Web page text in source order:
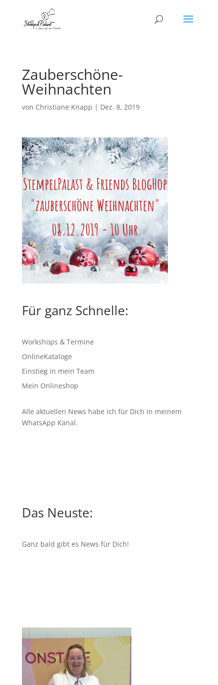
Zauberschöne-
Weihnachten
von Christiane Knapp | Dez. 8, 2019
Für ganz Schnelle:
Workshops & Termine
OnlineKataloge
Einstieg in mein Team
Mein Onlineshop
Alle aktuellen News habe ich für Dich in meinem
WhatsApp Kanal.
Das Neuste:
Ganz bald gibt es News für Dich!